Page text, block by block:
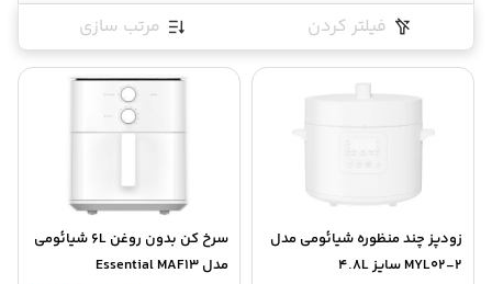
فیلتر کردن مرتب سازی
زودپز چند منظوره شیائومی مدل
MYL02-2 سایز 4.8L
سرخ کن بدون روغن 6L شیائومی
مدل Essential MAF13